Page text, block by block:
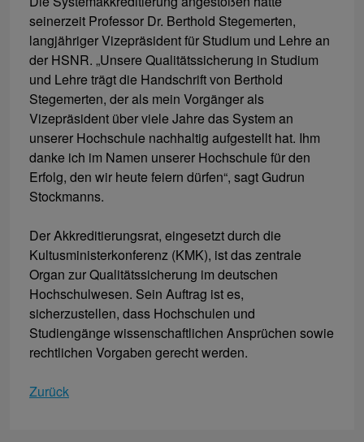
seinerzeit Professor Dr. Berthold Stegemerten,
langjähriger Vizepräsident für Studium und Lehre an
der HSNR. „Unsere Qualitätssicherung in Studium
und Lehre trägt die Handschrift von Berthold
Stegemerten, der als mein Vorgänger als
Vizepräsident über viele Jahre das System an
unserer Hochschule nachhaltig aufgestellt hat. Ihm
danke ich im Namen unserer Hochschule für den
Erfolg, den wir heute feiern dürfen“, sagt Gudrun
Stockmanns.
Der Akkreditierungsrat, eingesetzt durch die
Kultusministerkonferenz (KMK), ist das zentrale
Organ zur Qualitätssicherung im deutschen
Hochschulwesen. Sein Auftrag ist es,
sicherzustellen, dass Hochschulen und
Studiengänge wissenschaftlichen Ansprüchen sowie
rechtlichen Vorgaben gerecht werden.
Zurück